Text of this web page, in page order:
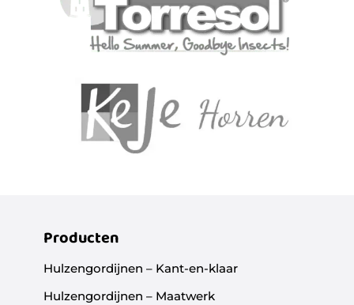
Producten
Hulzengordijnen – Kant-en-klaar
Hulzengordijnen – Maatwerk